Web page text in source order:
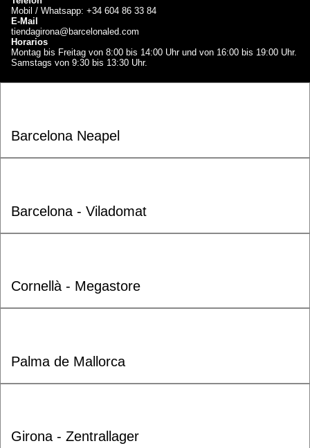
Mobil / Whatsapp: +34 604 86 33 84
E-Mail
tiendagirona@barcelonaled.com
Horarios
Montag bis Freitag von 8:00 bis 14:00 Uhr und von 16:00 bis 19:00 Uhr.
Samstags von 9:30 bis 13:30 Uhr.
Barcelona Neapel
Barcelona - Viladomat
Cornellà - Megastore
Palma de Mallorca
Girona - Zentrallager